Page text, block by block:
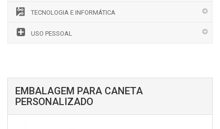
TECNOLOGIA E INFORMÁTICA
USO PESSOAL
EMBALAGEM PARA CANETA
PERSONALIZADO